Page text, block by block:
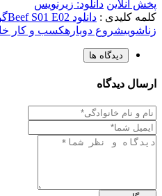
پخش آنلاین دانلود: زیرنویس
کلمه کلیدی : دانلود Beef S01 E02
زناشوییشروع دوبارهکسب و کار
دیدگاه ها
ارسال دیدگاه